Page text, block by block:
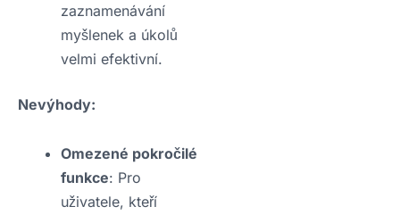
zaznamenávání
myšlenek a úkolů
velmi efektivní.
Nevýhody:
Omezené pokročilé
funkce: Pro
uživatele, kteří